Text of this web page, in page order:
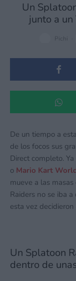
Un
junto a un
Pichi
De un tiempo a
de los focos sus
Direct completo.
o Mario Kart
mueve a las
Raiders no se iba
esta vez decidieron
Un Splatoon
dentro de